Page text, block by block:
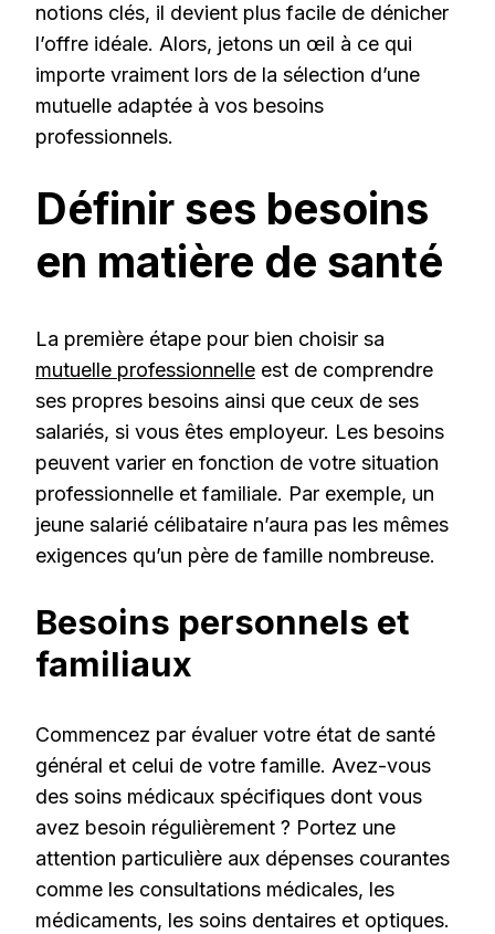
notions clés, il devient plus facile de dénicher
l’offre idéale. Alors, jetons un œil à ce qui
importe vraiment lors de la sélection d’une
mutuelle adaptée à vos besoins
professionnels.
Définir ses besoins
en matière de santé
La première étape pour bien choisir sa
mutuelle professionnelle est de comprendre
ses propres besoins ainsi que ceux de ses
salariés, si vous êtes employeur. Les besoins
peuvent varier en fonction de votre situation
professionnelle et familiale. Par exemple, un
jeune salarié célibataire n’aura pas les mêmes
exigences qu’un père de famille nombreuse.
Besoins personnels et
familiaux
Commencez par évaluer votre état de santé
général et celui de votre famille. Avez-vous
des soins médicaux spécifiques dont vous
avez besoin régulièrement ? Portez une
attention particulière aux dépenses courantes
comme les consultations médicales, les
médicaments, les soins dentaires et optiques.